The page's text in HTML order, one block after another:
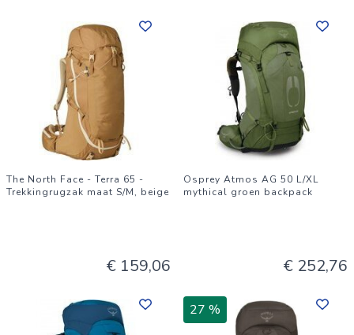
The North Face - Terra 65 -
Trekkingrugzak maat S/M, beige
€ 159,06
Osprey Atmos AG 50 L/XL
mythical groen backpack
€ 252,76
27 %